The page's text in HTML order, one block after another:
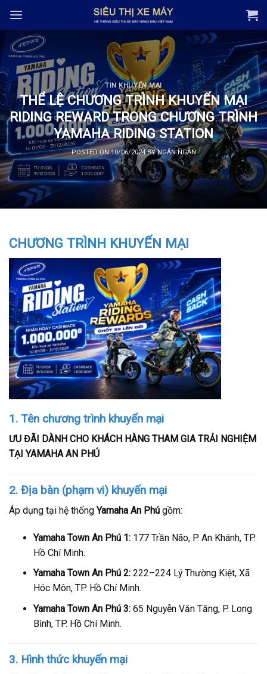
content
TIN KHUYẾN MẠI
THỂ LỆ CHƯƠNG TRÌNH KHUYẾN MẠI
RIDING REWARD TRONG CHƯƠNG TRÌNH
YAMAHA RIDING STATION
POSTED ON10/06/2024BYNGÂN NGÂN
CHƯƠNG TRÌNH KHUYẾN MẠI
1. Tên chương trình khuyến mại
ƯU ĐÃI DÀNH CHO KHÁCH HÀNG THAM GIA TRẢI NGHIỆM
TẠI YAMAHA AN PHÚ
2. Địa bàn (phạm vi) khuyến mại
Áp dụng tại hệ thống Yamaha An Phú gồm:
Yamaha Town An Phú 1:177 Trần Não, P. An Khánh, TP.
Hồ Chí Minh.
Yamaha Town An Phú 2:222–224 Lý Thường Kiệt, Xã
Hóc Môn, TP. Hồ Chí Minh.
Yamaha Town An Phú 3:65 Nguyễn Văn Tăng, P. Long
Bình, TP. Hồ Chí Minh.
3. Hình thức khuyến mại